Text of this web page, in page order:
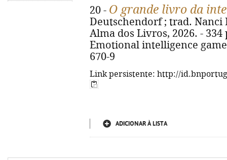
20 - O grande livro da
Deutschendorf ; trad. Nanci
Alma dos Livros, 2026. -
Emotional intelligence game
670-9
Link persistente: http://
ADICIONAR À LISTA